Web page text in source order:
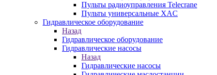
Пульты радиоуправления Telecrane
Пульты универсальные XAC
Гидравлическое оборудование
Назад
Гидравлическое оборудование
Гидравлические насосы
Назад
Гидравлические насосы